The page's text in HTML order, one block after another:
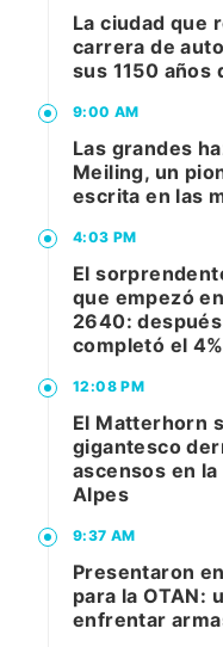
La ciudad que
carrera de
sus 1150 años
9:00 AM
Las grandes
Meiling, un
escrita en las
4:03 PM
El
que empezó
2640:
completó el 4%
12:08 PM
El Matterhorn
gigantesco
ascensos en
Alpes
9:37 AM
Presentaron
para la OTAN:
enfrentar